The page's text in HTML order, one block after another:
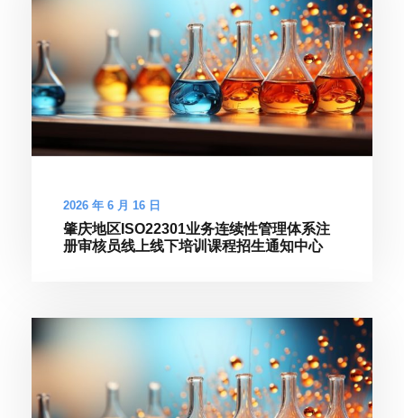
2026 年 6 月 16 日
肇庆地区ISO22301业务连续性管理体系注
册审核员线上线下培训课程招生通知中心